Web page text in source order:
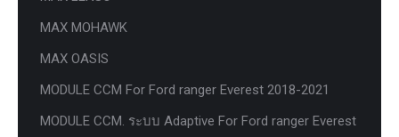
MAX MOHAWK
MAX OASIS
MODULE CCM For Ford ranger Everest 2018-2021
MODULE CCM. ระบบ Adaptive For Ford ranger Everest